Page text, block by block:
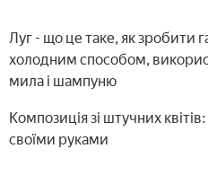
Луг - що це таке, як зробити
холодним способом,
мила і шампуню
Композиція зі штучних
своїми руками